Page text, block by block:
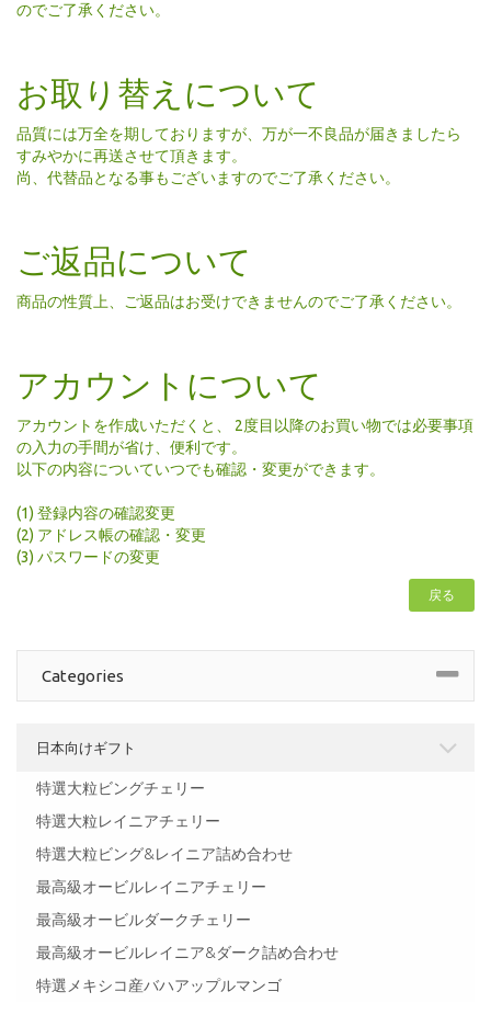
のでご了承ください。
お取り替えについて
品質には万全を期しておりますが、万が一不良品が届きましたら
すみやかに再送させて頂きます。
尚、代替品となる事もございますのでご了承ください。
ご返品について
商品の性質上、ご返品はお受けできませんのでご了承ください。
アカウントについて
アカウントを作成いただくと、 2度目以降のお買い物では必要事項
の入力の手間が省け、便利です。
以下の内容についていつでも確認・変更ができます。
(1) 登録内容の確認変更
(2) アドレス帳の確認・変更
(3) パスワードの変更
戻る
Categories
日本向けギフト
特選大粒ビングチェリー
特選大粒レイニアチェリー
特選大粒ビング&レイニア詰め合わせ
最高級オービルレイニアチェリー
最高級オービルダークチェリー
最高級オービルレイニア&ダーク詰め合わせ
特選メキシコ産バハアップルマンゴ